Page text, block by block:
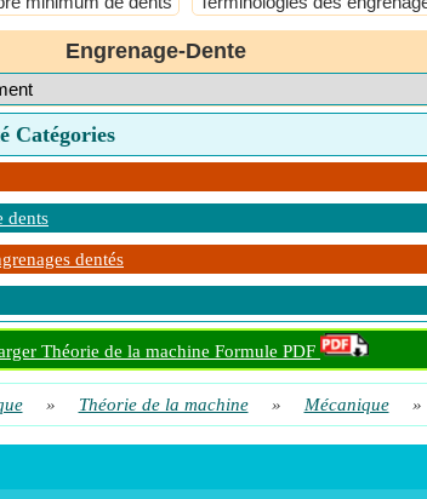
Engrenage-Dente
Catégories
dents
dentés
Théorie de la machine Formule PDF
» Théorie de la machine » Mécanique »